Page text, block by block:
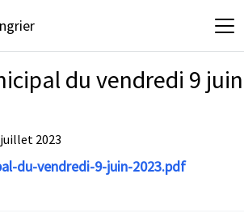
du vendredi 9 juin
2023
du-vendredi-9-juin-2023.pdf